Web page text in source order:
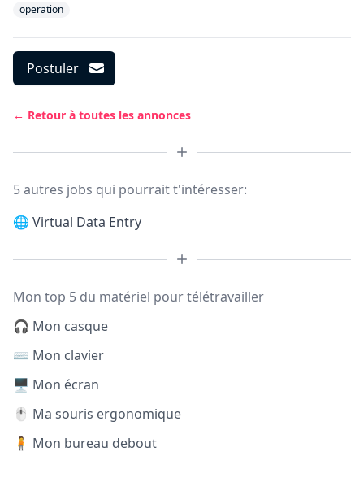
operation
Postuler
← Retour à toutes les annonces
5 autres jobs qui pourrait t'intéresser:
🌐 Virtual Data Entry
Mon top 5 du matériel pour télétravailler
🎧 Mon casque
⌨️ Mon clavier
🖥️ Mon écran
🖱️ Ma souris ergonomique
🧍 Mon bureau debout